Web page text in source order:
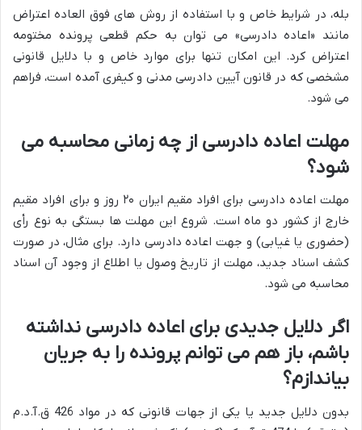
بله، در شرایط خاص و با استفاده از روش های فوق العاده اعتراض
مانند «اعاده دادرسی» می توان به حکم قطعی پرونده مختومه
اعتراض کرد. این امکان تنها برای موارد خاص و با دلایل قانونی
مشخصی که در قانون آیین دادرسی مدنی و کیفری آمده است، فراهم
می شود.
مهلت اعاده دادرسی از چه زمانی محاسبه می
شود؟
مهلت اعاده دادرسی برای افراد مقیم ایران ۲۰ روز و برای افراد مقیم
خارج از کشور دو ماه است. شروع این مهلت ها بستگی به نوع رأی
(حضوری یا غیابی) و جهت اعاده دادرسی دارد. برای مثال، در صورت
کشف اسناد جدید، مهلت از تاریخ وصول یا اطلاع از وجود آن اسناد
محاسبه می شود.
اگر دلایل جدیدی برای اعاده دادرسی نداشته
باشم، باز هم می توانم پرونده را به جریان
بیاندازم؟
بدون دلایل جدید یا یکی از جهات قانونی که در مواد 426 ق.آ.د.م